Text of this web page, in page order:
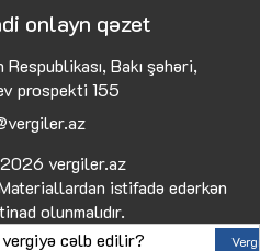
onlayn qəzet
Bakı şəhəri,
prospekti 155
vergiler.az
istifadə edərkən
olunmalıdır.
cəlb edilir?